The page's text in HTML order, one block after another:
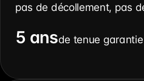
pas de décollement, pas
5 ansde tenue garantie